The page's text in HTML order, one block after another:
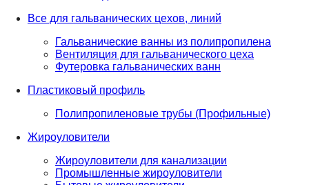
Все для гальванических цехов, линий
Гальванические ванны из полипропилена
Вентиляция для гальванического цеха
Футеровка гальванических ванн
Пластиковый профиль
Полипропиленовые трубы (Профильные)
Жироуловители
Жироуловители для канализации
Промышленные жироуловители